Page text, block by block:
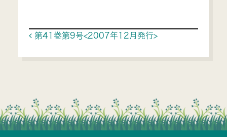
Post navigation
第41巻第9号<2007年12月発行>